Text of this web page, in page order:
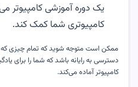
یک دوره آموزشی کامپیوتر
کامپیوتری شما کمک کند‌.
ممکن است متوجه شوید که تمام چیزی که
دسترسی به رایانه باشد که شما را برای
کامپیوتر آماده می‌کند.